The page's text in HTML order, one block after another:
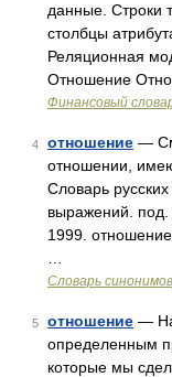
данные. Строки
столбцы
Реляционная
Отношение
Финансовый
4 отношение —
отношении,
Словарь
выражений.
1999. отношение
Словарь синонимов
5 отношение —
определенным
которые мы